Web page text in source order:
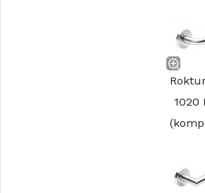
1020